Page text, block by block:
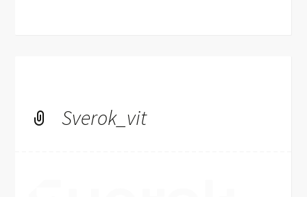
Sverok_vit